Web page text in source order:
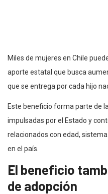
Miles de mujeres en Chile
aporte estatal que busca
que se entrega por cada hijo
Este beneficio forma parte de
impulsadas por el Estado y
relacionados con edad,
en el país.
El beneficio
de adopción